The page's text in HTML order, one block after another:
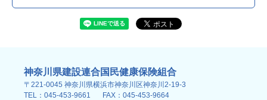
神奈川県建設連合国民健康保険組合
〒221-0045 神奈川県横浜市神奈川区神奈川2-19-3
TEL：045-453-9661
FAX：045-453-9664